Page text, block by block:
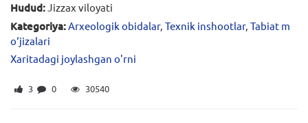
Hudud:Jizzax viloyati
Kategoriya:Arxeologik obidalar, Texnik inshootlar, Tabiat m
o‘jizalari
Xaritadagi joylashgan o'rni
3 0 30540